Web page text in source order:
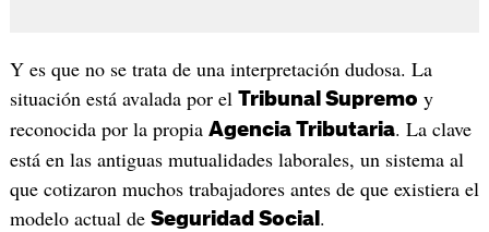
Y es que no se trata de una interpretación dudosa. La
situación está avalada por el Tribunal Supremo y
reconocida por la propia Agencia Tributaria. La clave
está en las antiguas mutualidades laborales, un sistema al
que cotizaron muchos trabajadores antes de que existiera el
modelo actual de Seguridad Social .